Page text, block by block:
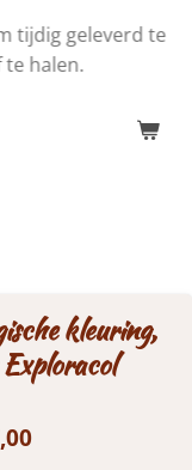
tijdig geleverd te
halen.
kleuring,